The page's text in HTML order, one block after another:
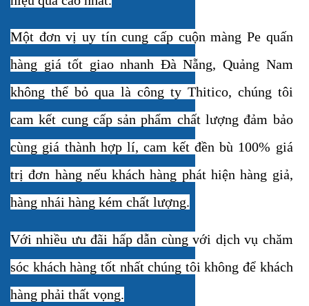
Một đơn vị uy tín cung cấp cuộn màng Pe quấn
hàng giá tốt giao nhanh Đà Nẵng, Quảng Nam
không thể bỏ qua là công ty Thitico, chúng tôi
cam kết cung cấp sản phẩm chất lượng đảm bảo
cùng giá thành hợp lí, cam kết đền bù 100% giá
trị đơn hàng nếu khách hàng phát hiện hàng giả,
hàng nhái hàng kém chất lượng.
Với nhiều ưu đãi hấp dẫn cùng với dịch vụ chăm
sóc khách hàng tốt nhất chúng tôi không để khách
hàng phải thất vọng.